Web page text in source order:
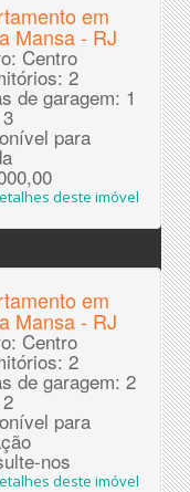
em
Mansa - RJ
Centro
2
de garagem: 1
para
deste imóvel
em
Mansa - RJ
Centro
2
de garagem: 2
para
nos
deste imóvel